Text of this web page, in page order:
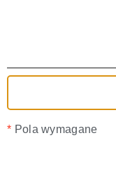
* Pola wymagane